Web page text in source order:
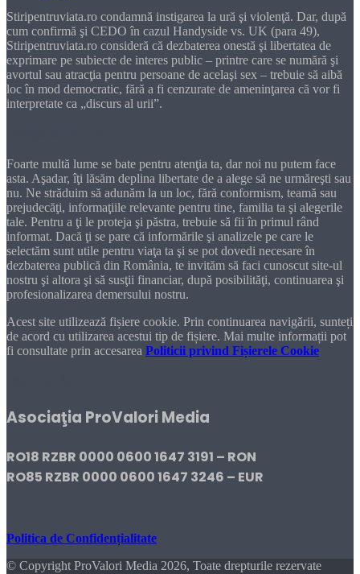
Stiripentruviata.ro condamnă instigarea la ură şi violenţă. Dar, după
cum confirmă şi CEDO în cazul Handyside vs. UK (para 49),
Stiripentruviata.ro consideră că dezbaterea onestă şi libertatea de
exprimare pe subiecte de interes public – printre care se numără şi
avortul sau atracţia pentru persoane de acelaşi sex – trebuie să aibă
loc în mod democratic, fără a fi cenzurate de ameninţarea că vor fi
interpretate ca „discurs al urii”.
Foarte multă lume se bate pentru atenţia ta, dar noi nu putem face
asta. Aşadar, îţi lăsăm deplina libertate de a alege să ne urmăreşti sau
nu. Ne străduim să adunăm la un loc, fără conformism, teamă sau
prejudecăţi, informaţiile relevante pentru tine, familia ta şi alegerile
tale. Pentru a ţi le proteja şi păstra, trebuie să fii în primul rând
informat. Dacă ţi se pare că informările şi analizele pe care le
selectăm sunt utile pentru viaţa ta şi se pot dovedi necesare în
dezbaterea publică din România, te invităm să faci cunoscut site-ul
nostru şi altora şi să susţii financiar, după posibilităţi, continuarea şi
profesionalizarea demersului nostru.
Acest site utilizează fișiere cookie. Prin continuarea navigării, sunteți
de acord cu utilizarea acestui tip de fișiere. Mai multe informații pot
fi consultate prin accesarea Politicii privind Fișierele Cookie
Asociaţia ProValori Media
RO18 RZBR 0000 0600 1647 3191 – RON
RO85 RZBR 0000 0600 1647 3246 – EUR
Politica de Confidențialitate
© Copyright ProValori Media 2026, Toate drepturile rezervate